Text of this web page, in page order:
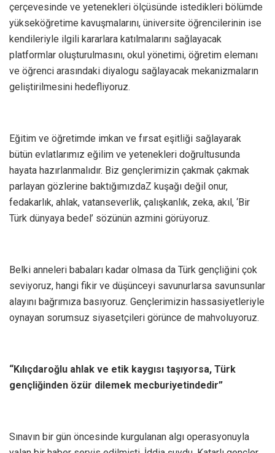
çerçevesinde ve yetenekleri ölçüsünde istedikleri bölümde
yükseköğretime kavuşmalarını, üniversite öğrencilerinin ise
kendileriyle ilgili kararlara katılmalarını sağlayacak
platformlar oluşturulmasını, okul yönetimi, öğretim elemanı
ve öğrenci arasındaki diyalogu sağlayacak mekanizmaların
geliştirilmesini hedefliyoruz.
Eğitim ve öğretimde imkan ve fırsat eşitliği sağlayarak
bütün evlatlarımız eğilim ve yetenekleri doğrultusunda
hayata hazırlanmalıdır. Biz gençlerimizin çakmak çakmak
parlayan gözlerine baktığımızdaZ kuşağı değil onur,
fedakarlık, ahlak, vatanseverlik, çalışkanlık, zeka, akıl, ‘Bir
Türk dünyaya bedel’ sözünün azmini görüyoruz.
Belki anneleri babaları kadar olmasa da Türk gençliğini çok
seviyoruz, hangi fikir ve düşünceyi savunurlarsa savunsunlar
alayını bağrımıza basıyoruz. Gençlerimizin hassasiyetleriyle
oynayan sorumsuz siyasetçileri görünce de mahvoluyoruz.
“Kılıçdaroğlu ahlak ve etik kaygısı taşıyorsa, Türk
gençliğinden özür dilemek mecburiyetindedir”
Sınavın bir gün öncesinde kurgulanan algı operasyonuyla